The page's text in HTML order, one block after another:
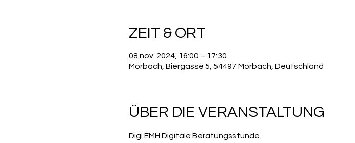
ZEIT & ORT
08 nov. 2024, 16:00 – 17:30
Morbach, Biergasse 5, 54497 Morbach, Deutschland
ÜBER DIE VERANSTALTUNG
Digi.EMH Digitale Beratungsstunde